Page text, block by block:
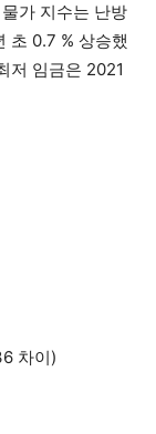
가 지수는 난방
초 0.7 % 상승했
저 임금은 2021
차이)